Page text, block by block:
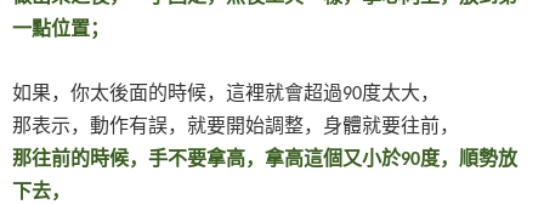
一點位置；
如果，你太後面的時候，這裡就會超過90度太大，
那表示，動作有誤，就要開始調整，身體就要往前，
那往前的時候，手不要拿高，拿高這個又小於90度，順勢放
下去，